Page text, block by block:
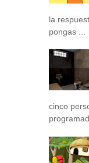
la
pongas ...
cinco